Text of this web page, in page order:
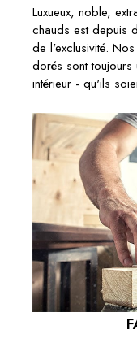
1 X ELÉGANTE TABLE
LAITON AVEC PLATEAU
Luxueux, noble,
chauds est depuis
de l'exclusivité. Nos
dorés sont
intérieur - qu'ils